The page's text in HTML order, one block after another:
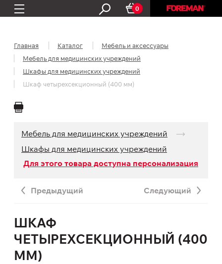
0
Главная Каталог
Мебель и аксессуары
Мебель для медицинских учреждений
Шкафы для медицинских учреждений
Шкаф четырехсекционный (400 мм)
Мебель для медицинских учреждений
Шкафы для медицинских учреждений
Для этого товара доступна персонализация
Предыдущий Следующий
ШКАФ
ЧЕТЫРЕХСЕКЦИОННЫЙ (400
ММ)